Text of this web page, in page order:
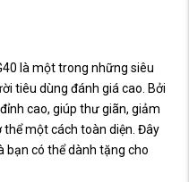
là một trong những siêu
tiêu dùng đánh giá cao. Bởi
cao, giúp thư giãn, giảm
một cách toàn diện. Đây
bạn có thể dành tặng cho